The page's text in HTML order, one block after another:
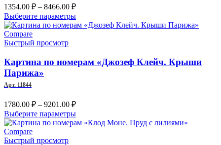
странице
товара.
1354.00 ₽ – 8466.00 ₽Диапазон
цен:
1354.00 ₽
Выберите параметрыЭтот
товар
Опции
можно
товара.
Compare
Быстрый просмотр
Картина по номерам «Джозеф Клейч. Крыши
Парижа»
Арт. 11844
1780.00 ₽ – 9201.00 ₽Диапазон
цен:
1780.00 ₽
Выберите параметрыЭтот
товар
Compare
Быстрый просмотр